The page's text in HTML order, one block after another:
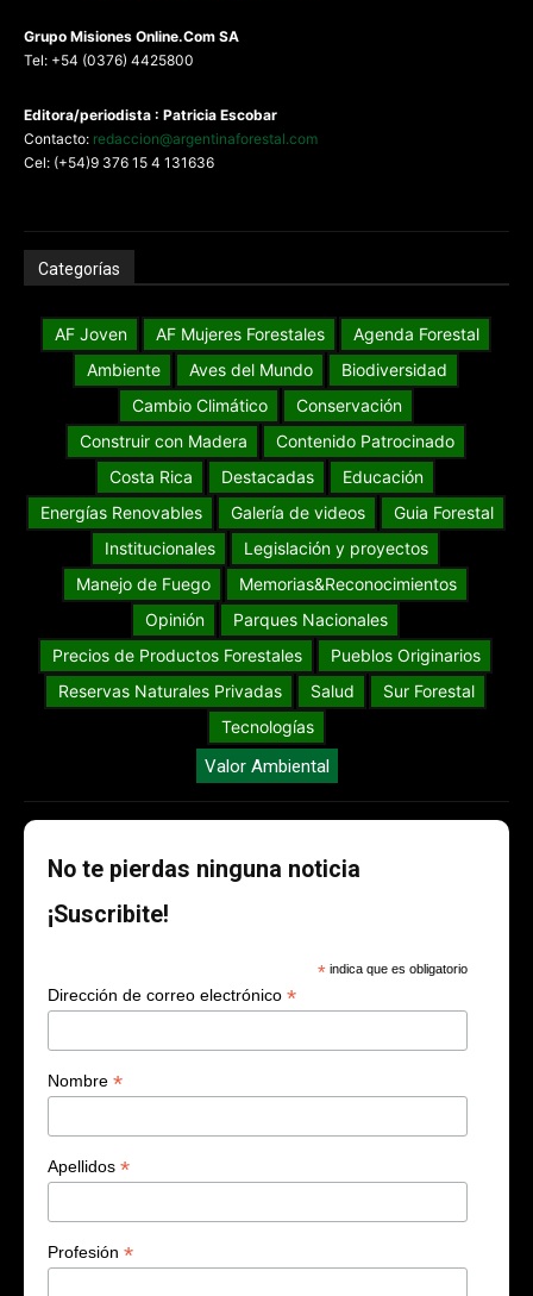
Grupo Misiones Online.Com SA
Tel: +54 (0376) 4425800
Editora/periodista : Patricia Escobar
Contacto: redaccion@argentinaforestal.com
Cel: (+54)9 376 15 4 131636
Categorías
AF Joven AF Mujeres Forestales
Agenda Forestal
Ambiente
Aves del Mundo
Biodiversidad
Cambio Climático
Conservación
Construir con Madera
Contenido Patrocinado
Costa Rica
Destacadas
Educación
Energías Renovables
Galería de videos
Guia Forestal
Institucionales
Legislación y proyectos
Manejo de Fuego
Memorias&Reconocimientos
Opinión
Parques Nacionales
Precios de Productos Forestales
Pueblos Originarios
Reservas Naturales Privadas
Salud
Sur Forestal
Tecnologías
Valor Ambiental
No te pierdas ninguna noticia
¡Suscribite!
* indica que es obligatorio
Dirección de correo electrónico *
Nombre *
Apellidos *
Profesión *